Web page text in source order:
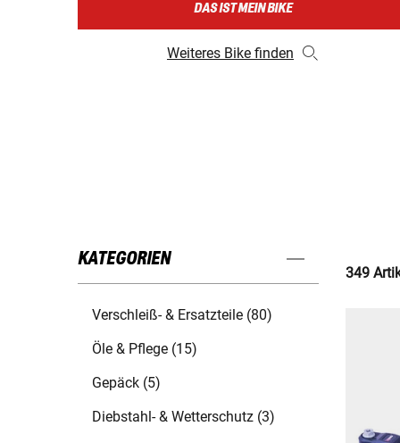
DAS IST MEIN BIKE
Weiteres Bike finden
KATEGORIEN
Verschleiß- & Ersatzteile (80)
Öle & Pflege (15)
Gepäck (5)
Diebstahl- & Wetterschutz (3)
349